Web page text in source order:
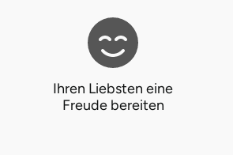
Ihren Liebsten eine
Freude bereiten